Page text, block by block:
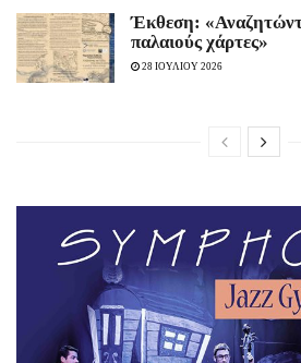
Έκθεση:
παλαιούς χάρτες»
28 ΙΟΥΛΙΟΥ 2026